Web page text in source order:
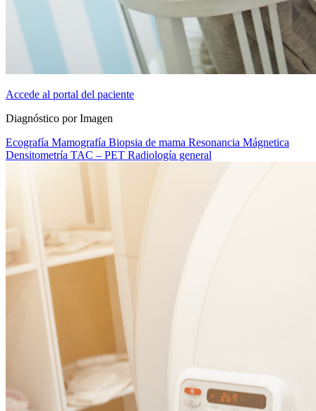
Accede al portal del paciente
Diagnóstico por Imagen
Ecografía Mamografía Biopsia de mama Resonancia Mágnetica
Densitometría TAC – PET Radiología general